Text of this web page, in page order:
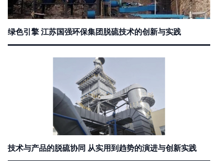
绿色引擎 江苏国强环保集团脱硫技术的创新与实践
技术与产品的脱硫协同 从实用到趋势的演进与创新实践